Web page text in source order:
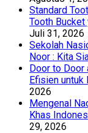
Standard
Tooth Bucket
Juli 31, 2026
Sekolah
Noor : Kita
Door to Door
Efisien untuk
2026
Mengenal
Khas
29, 2026